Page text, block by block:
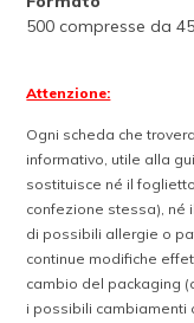
500 compresse da
Attenzione:
Ogni scheda che
informativo, utile alla
sostituisce né il
confezione stessa), né
di possibili allergie o
continue modifiche
cambio del packaging
i possibili cambiamenti